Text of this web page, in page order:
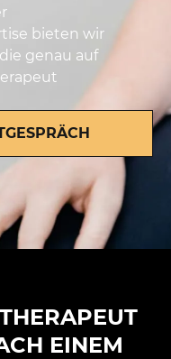
bieten wir
genau auf
EINEM